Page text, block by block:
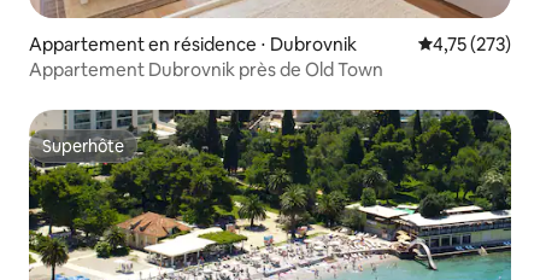
Appartement en résidence ⋅ Dubrovnik Évaluation
4,75 (273)
Appartement Dubrovnik près de Old Town
Superhôte
Superhôte